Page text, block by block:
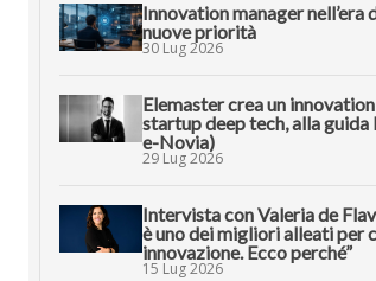
Innovation manager nell’era
nuove priorità
30 Lug 2026
Elemaster crea un
startup deep tech, alla
e-Novia)
29 Lug 2026
Intervista con Valeria de
è uno dei migliori alleati per
innovazione. Ecco perché”
15 Lug 2026